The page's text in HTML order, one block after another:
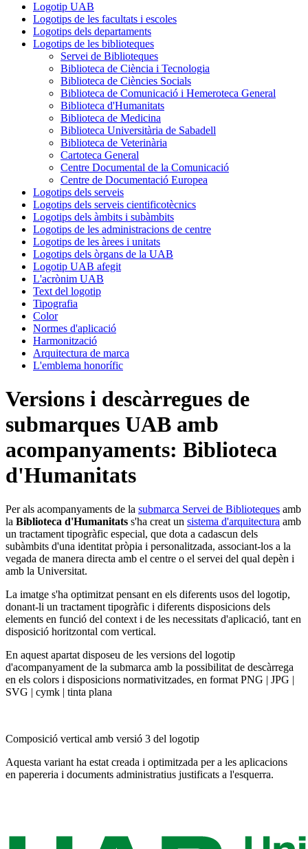
Logotip UAB
Logotips de les facultats i escoles
Logotips dels departaments
Logotips de les biblioteques
Servei de Biblioteques
Biblioteca de Ciència i Tecnologia
Biblioteca de Ciències Socials
Biblioteca de Comunicació i Hemeroteca General
Biblioteca d'Humanitats
Biblioteca de Medicina
Biblioteca Universitària de Sabadell
Biblioteca de Veterinària
Cartoteca General
Centre Documental de la Comunicació
Centre de Documentació Europea
Logotips dels serveis
Logotips dels serveis cientificotècnics
Logotips dels àmbits i subàmbits
Logotips de les administracions de centre
Logotips de les àrees i unitats
Logotips dels òrgans de la UAB
Logotip UAB afegit
L'acrònim UAB
Text del logotip
Tipografia
Color
Normes d'aplicació
Harmonització
Arquitectura de marca
L'emblema honorífic
Versions i descàrregues de
submarques UAB amb
acompanyaments: Biblioteca
d'Humanitats
Per als acompanyaments de la submarca Servei de Biblioteques amb
la Biblioteca d'Humanitats s'ha creat un sistema d'arquitectura amb
un tractament tipogràfic especial, que dota a cadascun dels
subàmbits d'una identitat pròpia i personalitzada, associant-los a la
vegada de manera directa amb el centre o el servei del qual depèn i
amb la Universitat.
La imatge s'ha optimitzat pensant en els diferents usos del logotip,
donant-li un tractament tipogràfic i diferents disposicions dels
elements en funció del context i de les necessitats d'aplicació, tant en
disposició horitzontal com vertical.
En aquest apartat disposeu de les versions del logotip
d'acompanyament de la submarca amb la possibilitat de descàrrega
en els colors i disposicions normativitzades, en format PNG | JPG |
SVG | cymk | tinta plana
Composició vertical amb versió 3 del logotip
Aquesta variant ha estat creada i optimitzada per a les aplicacions
en papereria i documents administratius justificats a l'esquerra.